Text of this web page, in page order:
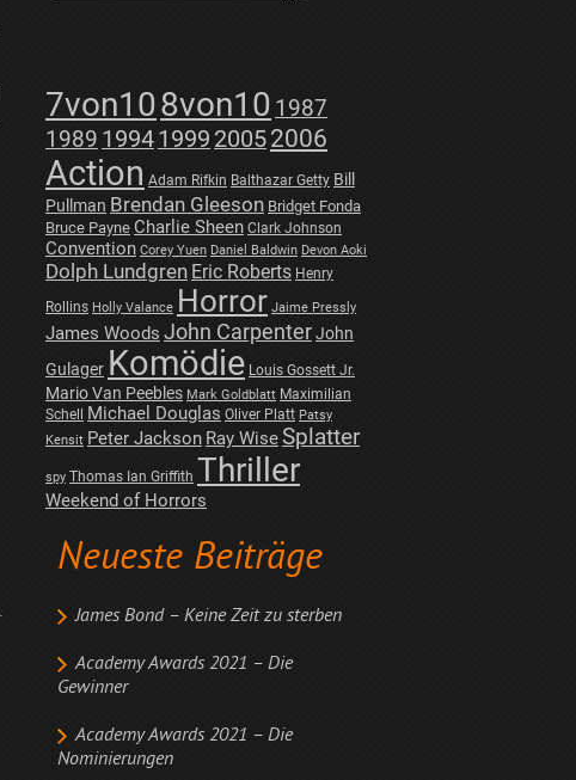
7von108von10 1987
1989 19941999 20052006
Action Adam Rifkin Balthazar Getty Bill
Pullman Brendan Gleeson Bridget Fonda
Bruce Payne Charlie Sheen Clark Johnson
Convention Corey Yuen Daniel Baldwin Devon Aoki
Dolph Lundgren Eric Roberts Henry
Rollins Holly Valance Horror Jaime Pressly
James Woods John CarpenterJohn
Gulager Komödie Louis Gossett Jr.
Mario Van Peebles Mark Goldblatt Maximilian
Schell
Michael Douglas Oliver Platt Patsy
Kensit Peter Jackson Ray WiseSplatter
spy Thomas Ian Griffith Thriller
Weekend of Horrors
Neueste Beiträge
James Bond – Keine Zeit zu sterben
Academy Awards 2021 – Die
Gewinner
Academy Awards 2021 – Die
Nominierungen